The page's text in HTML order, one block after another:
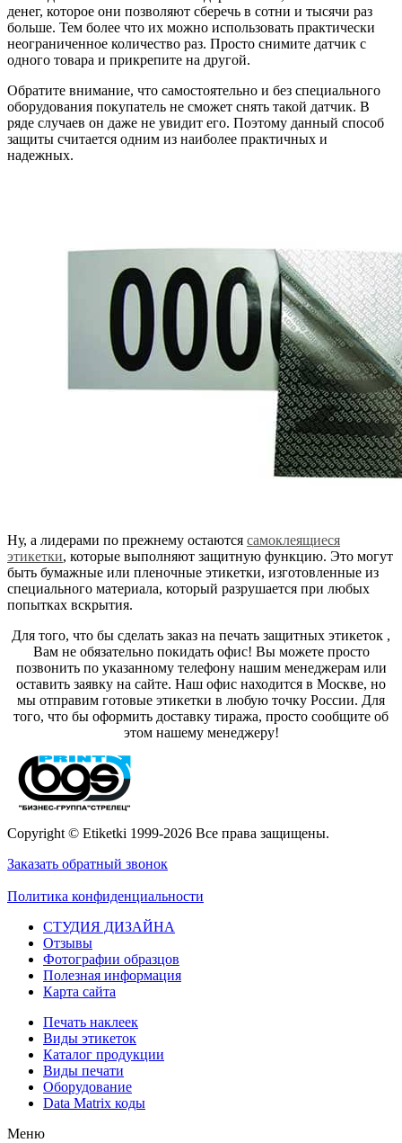
денег, которое они позволяют сберечь в сотни и тысячи раз
больше. Тем более что их можно использовать практически
неограниченное количество раз. Просто снимите датчик с
одного товара и прикрепите на другой.
Обратите внимание, что самостоятельно и без специального
оборудования покупатель не сможет снять такой датчик. В
ряде случаев он даже не увидит его. Поэтому данный способ
защиты считается одним из наиболее практичных и
надежных.
Ну, а лидерами по прежнему остаются самоклеящиеся
этикетки, которые выполняют защитную функцию. Это могут
быть бумажные или пленочные этикетки, изготовленные из
специального материала, который разрушается при любых
попытках вскрытия.
Для того, что бы сделать заказ на печать защитных этикеток ,
Вам не обязательно покидать офис! Вы можете просто
позвонить по указанному телефону нашим менеджерам или
оставить заявку на сайте. Наш офис находится в Москве, но
мы отправим готовые этикетки в любую точку России. Для
того, что бы оформить доставку тиража, просто сообщите об
этом нашему менеджеру!
Copyright © Etiketki 1999-2026 Все права защищены.
Заказать обратный звонок
Политика конфиденциальности
СТУДИЯ ДИЗАЙНА
Отзывы
Фотографии образцов
Полезная информация
Карта сайта
Печать наклеек
Виды этикеток
Каталог продукции
Виды печати
Оборудование
Data Matrix коды
Меню